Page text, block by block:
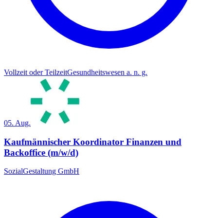
Vollzeit oder TeilzeitGesundheitswesen a. n. g.
05. Aug.
Kaufmännischer Koordinator Finanzen und
Backoffice (m/w/d)
SozialGestaltung GmbH